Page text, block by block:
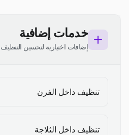
خدمات إضافية
إضافات اختيارية لتحسين التنظيف
تنظيف داخل الفرن
تنظيف داخل الثلاجة